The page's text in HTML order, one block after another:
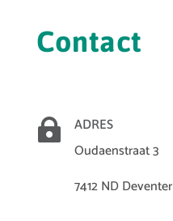
Contact
 ADRES
Oudaenstraat 3
7412 ND Deventer